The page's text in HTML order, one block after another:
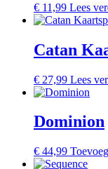
€ 11,99 Lees
Catan
€ 27,99 Lees
Dominion
€ 44,99